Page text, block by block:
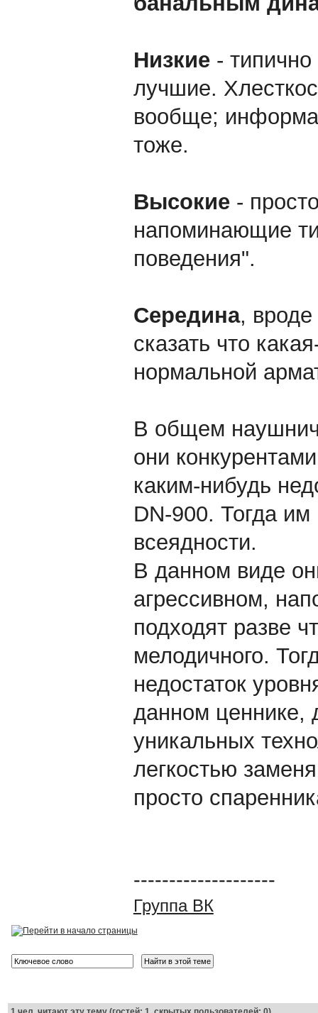
Низкие-
лучшие.
вообще;
тоже.
Высокие-
напоминающие
поведения".
Середина,
сказать что
нормальной
В общем
они
каким-нибудь
DN-900. Тогда
всеядности.
В данном виде
агрессивном,
подходят разве
мелодичного.
недостаток
данном ценнике,
уникальных
легкостью
просто
--------------------
Группа ВК